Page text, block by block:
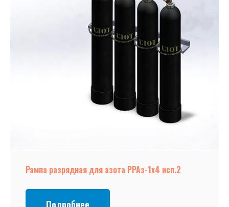
Рампа разрядная для азота РРАз-1х4 исп.2
Подробнее